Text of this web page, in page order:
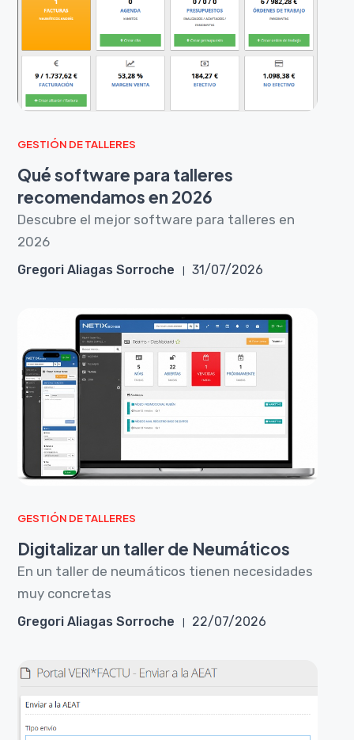
GESTIÓN DE TALLERES
Qué software para talleres
recomendamos en 2026
Descubre el mejor software para talleres en
2026
Gregori Aliagas Sorroche 31/07/2026
GESTIÓN DE TALLERES
Digitalizar un taller de Neumáticos
En un taller de neumáticos tienen necesidades
muy concretas
Gregori Aliagas Sorroche 22/07/2026